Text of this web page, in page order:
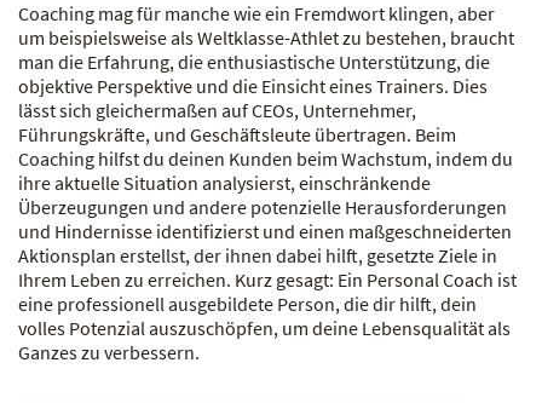
Coaching mag für manche wie ein Fremdwort klingen, aber
um beispielsweise als Weltklasse-Athlet zu bestehen, braucht
man die Erfahrung, die enthusiastische Unterstützung, die
objektive Perspektive und die Einsicht eines Trainers. Dies
lässt sich gleichermaßen auf CEOs, Unternehmer,
Führungskräfte, und Geschäftsleute übertragen. Beim
Coaching hilfst du deinen Kunden beim Wachstum, indem du
ihre aktuelle Situation analysierst, einschränkende
Überzeugungen und andere potenzielle Herausforderungen
und Hindernisse identifizierst und einen maßgeschneiderten
Aktionsplan erstellst, der ihnen dabei hilft, gesetzte Ziele in
Ihrem Leben zu erreichen. Kurz gesagt: Ein Personal Coach ist
eine professionell ausgebildete Person, die dir hilft, dein
volles Potenzial auszuschöpfen, um deine Lebensqualität als
Ganzes zu verbessern.